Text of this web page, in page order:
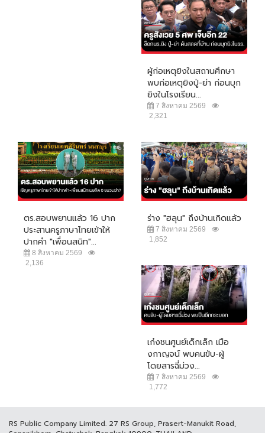
ผู้ก่อเหตุยิงในสถานศึกษา
พบก่อเหตุยิงปู่-ย่า ก่อนบุก
ยิงในโรงเรียน...
7 สิงหาคม 2569
2,321
ตร.สอบพยานแล้ว 16 ปาก
ประสานครูภาษาไทยเข้าให้
ปากคำ "เพื่อนสนิท"...
8 สิงหาคม 2569
2,136
ร่าง "ฮลุน" ถึงบ้านเกิดแล้ว
7 สิงหาคม 2569
1,852
เก๋งชนศูนย์เด็กเล็ก เมือ
งกาญจน์ พบคนขับ-ผู้
โดยสารฉี่ม่วง...
7 สิงหาคม 2569
1,772
RS Public Company Limited. 27 RS Group, Prasert-Manukit Road,